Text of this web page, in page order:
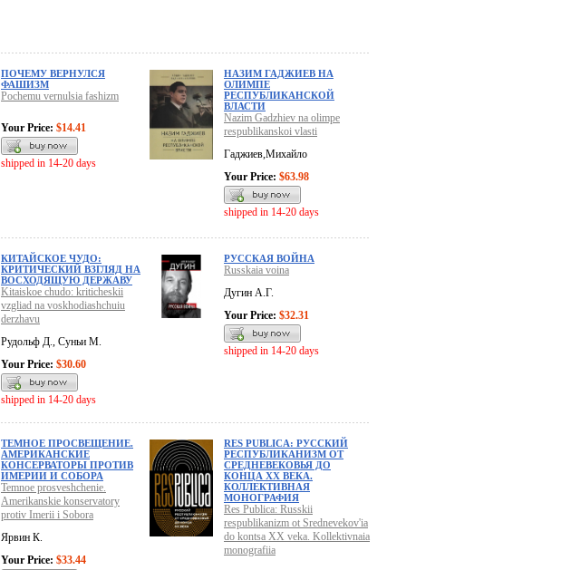
ПОЧЕМУ ВЕРНУЛСЯ
ФАШИЗМ
Pochemu vernulsia fashizm
Your Price: $14.41
shipped in 14-20 days
НАЗИМ ГАДЖИЕВ НА
ОЛИМПЕ
РЕСПУБЛИКАНСКОЙ
ВЛАСТИ
Nazim Gadzhiev na olimpe
respublikanskoi vlasti
Гаджиев,Михайло
Your Price: $63.98
shipped in 14-20 days
КИТАЙСКОЕ ЧУДО:
КРИТИЧЕСКИЙ ВЗГЛЯД НА
ВОСХОДЯЩУЮ ДЕРЖАВУ
Kitaiskoe chudo: kriticheskii
vzgliad na voskhodiashchuiu
derzhavu
Рудольф Д., Суньи М.
Your Price: $30.60
shipped in 14-20 days
РУССКАЯ ВОЙНА
Russkaia voina
Дугин А.Г.
Your Price: $32.31
shipped in 14-20 days
ТЕМНОЕ ПРОСВЕЩЕНИЕ.
АМЕРИКАНСКИЕ
КОНСЕРВАТОРЫ ПРОТИВ
ИМЕРИИ И СОБОРА
Temnoe prosveshchenie.
Amerikanskie konservatory
protiv Imerii i Sobora
Ярвин К.
Your Price: $33.44
RES PUBLICA: РУССКИЙ
РЕСПУБЛИКАНИЗМ ОТ
СРЕДНЕВЕКОВЬЯ ДО
КОНЦА XX ВЕКА.
КОЛЛЕКТИВНАЯ
МОНОГРАФИЯ
Res Publica: Russkii
respublikanizm ot Srednevekov'ia
do kontsa XX veka. Kollektivnaia
monografiia